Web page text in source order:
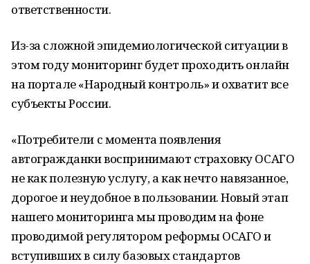
ответственности.
Из-за сложной эпидемиологической ситуации в
этом году мониторинг будет проходить онлайн
на портале «Народный контроль» и охватит все
субъекты России.
«Потребители с момента появления
автогражданки воспринимают страховку ОСАГО
не как полезную услугу, а как нечто навязанное,
дорогое и неудобное в пользовании. Новый этап
нашего мониторинга мы проводим на фоне
проводимой регулятором реформы ОСАГО и
вступивших в силу базовых стандартов